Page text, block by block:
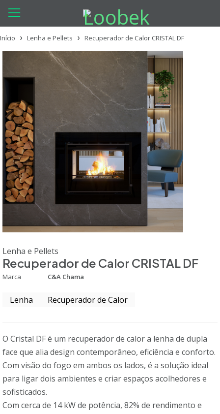
Início Lenha e Pellets Recuperador de Calor CRISTAL DF
Lenha e Pellets
Recuperador de Calor CRISTAL DF
Marca C&A Chama
Lenha Recuperador de Calor
O Cristal DF é um recuperador de calor a lenha de dupla
face que alia design contemporâneo, eficiência e conforto.
Com visão do fogo em ambos os lados, é a solução ideal
para ligar dois ambientes e criar espaços acolhedores e
sofisticados.
Com cerca de 14 kW de potência, 82% de rendimento e